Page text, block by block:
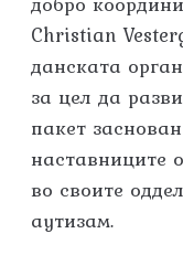
Christian
данската
за цел да
пакет
наставниците
во своите
аутизам.